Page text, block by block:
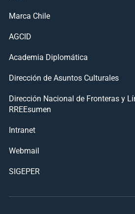
Marca Chile
AGCID
Academia Diplomática
Dirección de Asuntos Culturales
Dirección Nacional de Fronteras y
RREEsumen
Intranet
Webmail
SIGEPER